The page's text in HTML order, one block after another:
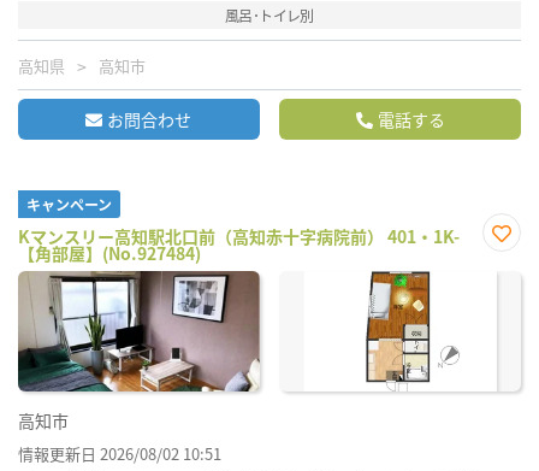
風呂･トイレ別
高知県 高知市
お問合わせ 電話する
キャンペーン
Kマンスリー高知駅北口前（高知赤十字病院前） 401・1K-
【角部屋】(No.927484)
に入
高知市
情報更新日 2026/08/02 10:51